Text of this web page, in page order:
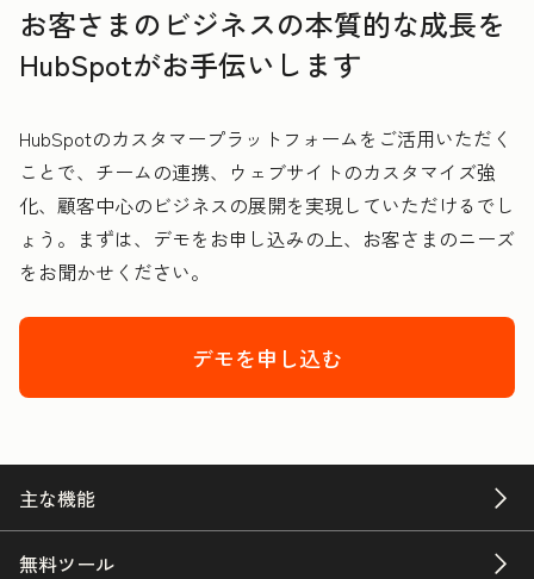
お客さまのビジネスの本質的な成長を
HubSpotがお手伝いします
HubSpotのカスタマープラットフォームをご活用いただく
ことで、チームの連携、ウェブサイトのカスタマイズ強
化、顧客中心のビジネスの展開を実現していただけるでし
ょう。まずは、デモをお申し込みの上、お客さまのニーズ
をお聞かせください。
デモを申し込む
主な機能
無料ツール